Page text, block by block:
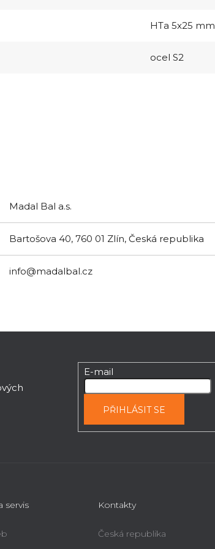
HTa 5x25 mm
ocel S2
Madal Bal a.s.
Bartošova 40, 760 01 Zlín, Česká republika
info@madalbal.cz
E-mail
PŘIHLÁSIT SE
servis Kontakty
Česká republika